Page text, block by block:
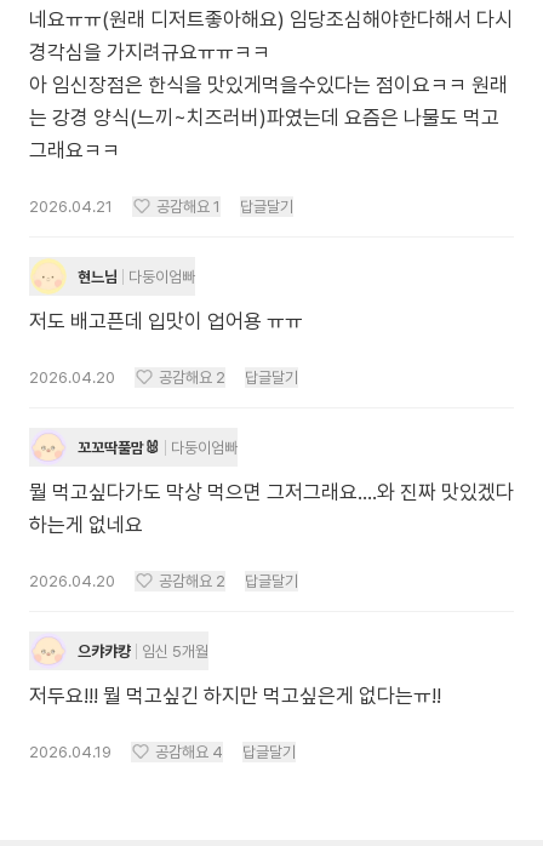
네요ㅠㅠ(원래 디저트좋아해요) 임당조심해야한다해서 다시
경각심을 가지려규요ㅠㅠㅋㅋ
아 임신장점은 한식을 맛있게먹을수있다는 점이요ㅋㅋ 원래
는 강경 양식(느끼~치즈러버)파였는데 요즘은 나물도 먹고
그래요ㅋㅋ
2026.04.21 공감해요 1 답글달기
현느님 다둥이엄빠
저도 배고픈데 입맛이 업어용 ㅠㅠ
2026.04.20 공감해요 2 답글달기
꼬꼬딱풀맘🐰 다둥이엄빠
뭘 먹고싶다가도 막상 먹으면 그저그래요....와 진짜 맛있겠다
하는게 없네요
2026.04.20 공감해요 2 답글달기
으캬캬컁 임신 5개월
저두요!!! 뭘 먹고싶긴 하지만 먹고싶은게 없다는ㅠ!!
2026.04.19 공감해요 4 답글달기